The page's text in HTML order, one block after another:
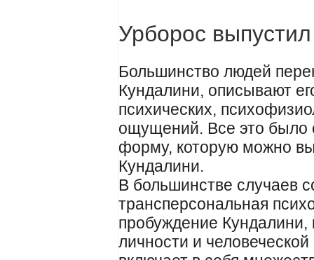
Урборос выпустил
Большинство людей
Кундалини, описывают
психических,
ощущений. Все это было
форму, которую можно
Кундалини.
В большинстве случаев
трансперсональная
пробуждение Кундалини,
личности и